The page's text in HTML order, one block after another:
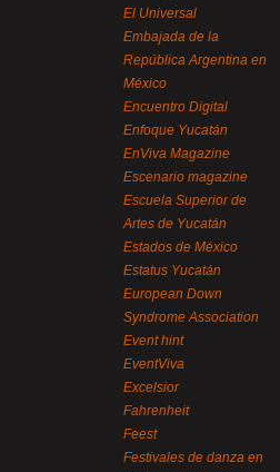
El Universal
Embajada de la
República Argentina en
México
Encuentro Digital
Enfoque Yucatán
EnViva Magazine
Escenario magazine
Escuela Superior de
Artes de Yucatán
Estados de México
Estatus Yucatán
European Down
Syndrome Association
Event hint
EventViva
Excelsior
Fahrenheit
Feest
Festivales de danza en